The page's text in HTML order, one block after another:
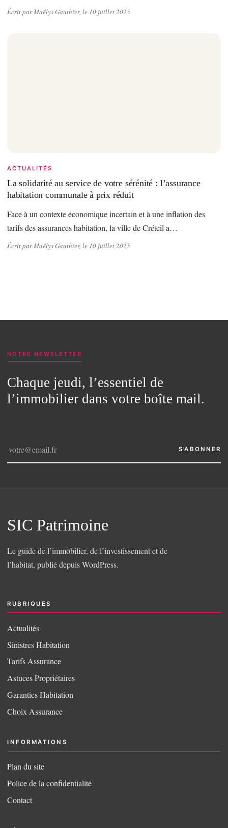
Écrit par Maëlys Gauthier, le 10 juillet 2025
ACTUALITÉS
La solidarité au service de votre sérénité : l’assurance
habitation communale à prix réduit
Face à un contexte économique incertain et à une inflation des
tarifs des assurances habitation, la ville de Créteil a…
Écrit par Maëlys Gauthier, le 10 juillet 2025
NOTRE NEWSLETTER
Chaque jeudi, l’essentiel de
l’immobilier dans votre boîte mail.
S’ABONNER
SIC Patrimoine
Le guide de l’immobilier, de l’investissement et de
l’habitat, publié depuis WordPress.
RUBRIQUES
Actualités
Sinistres Habitation
Tarifs Assurance
Astuces Propriétaires
Garanties Habitation
Choix Assurance
INFORMATIONS
Plan du site
Police de la confidentialité
Contact